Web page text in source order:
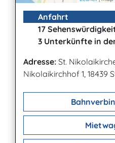
Anfahrt
17
3 Unterkünfte in
Adresse: St.
Nikolaikirchhof 1, 18439